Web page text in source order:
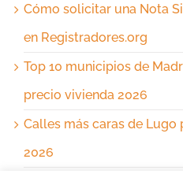
Cómo solicitar una Nota
en Registradores.org
Top 10 municipios de
precio vivienda 2026
Calles más caras de
2026